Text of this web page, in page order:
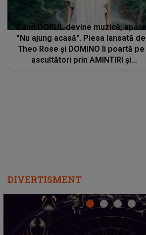
Când DORUL devine muzică, apare
"Nu ajung acasă". Piesa lansată de
Theo Rose și DOMINO îi poartă pe
ascultători prin AMINTIRI și
DIVERTISMENT